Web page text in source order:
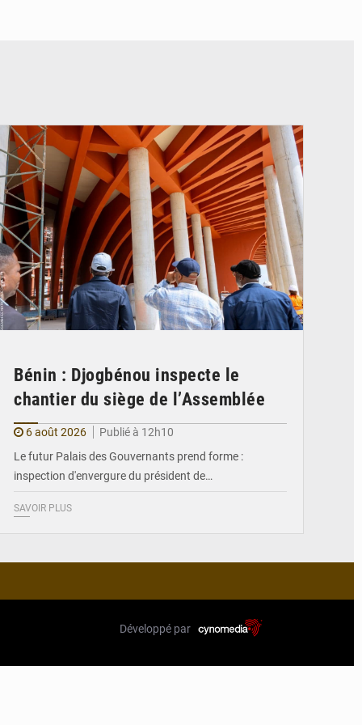
Bénin : Djogbénou inspecte le
chantier du siège de l’Assemblée
6 août 2026
Publié à 12h10
Le futur Palais des Gouvernants prend forme :
inspection d'envergure du président de…
SAVOIR PLUS
Développé par